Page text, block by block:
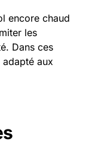
encore chaud
les
Dans ces
aux